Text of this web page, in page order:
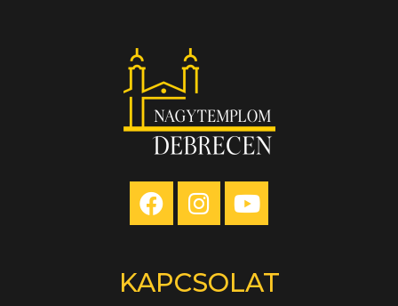
KAPCSOLAT